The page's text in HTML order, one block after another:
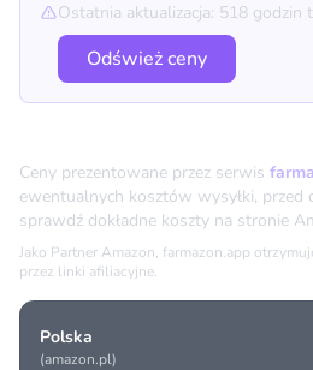
Ostatnia aktualizacja: 518 godzin
Odśwież ceny
Ceny prezentowane przez serwis
ewentualnych kosztów wysyłki, przed
sprawdź dokładne koszty na stronie
Jako Partner Amazon, farmazon.app
przez linki afiliacyjne.
Polska
(amazon.pl)